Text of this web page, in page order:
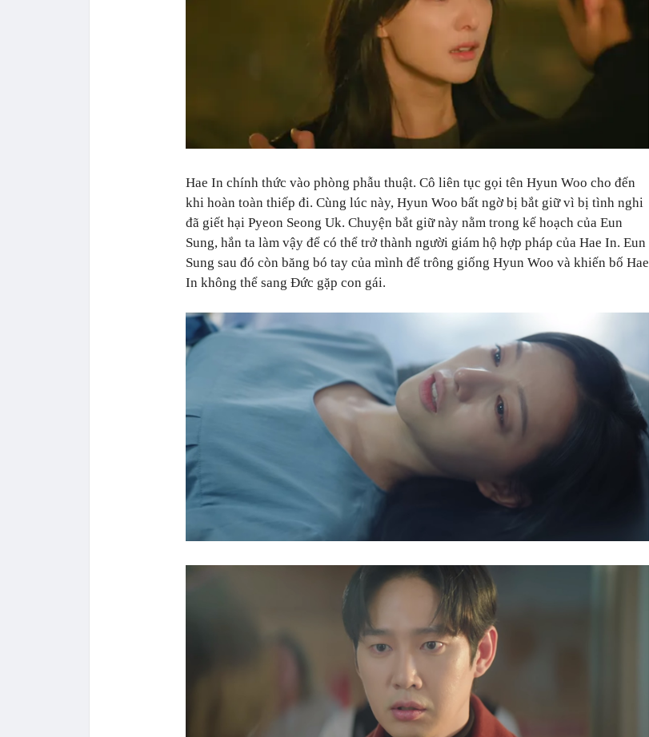
Hae In chính thức vào phòng phẫu thuật. Cô liên tục gọi tên Hyun Woo cho đến
khi hoàn toàn thiếp đi. Cùng lúc này, Hyun Woo bất ngờ bị bắt giữ vì bị tình nghi
đã giết hại Pyeon Seong Uk. Chuyện bắt giữ này nằm trong kế hoạch của Eun
Sung, hắn ta làm vậy để có thể trở thành người giám hộ hợp pháp của Hae In. Eun
Sung sau đó còn băng bó tay của mình để trông giống Hyun Woo và khiến bố Hae
In không thể sang Đức gặp con gái.